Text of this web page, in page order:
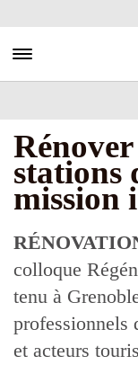
au
principal
Toggle navigation
stations
mission
colloque
tenu à
professionnels
et acteurs